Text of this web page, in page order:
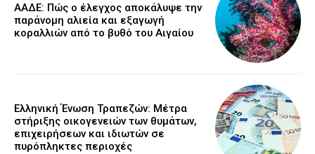
ΑΑΔΕ: Πώς ο έλεγχος αποκάλυψε την
παράνομη αλιεία και εξαγωγή
κοραλλιών από το βυθό του Αιγαίου
Ελληνική Ένωση Τραπεζών: Μέτρα
στήριξης οικογενειών των θυμάτων,
επιχειρήσεων και ιδιωτών σε
πυρόπληκτες περιοχές